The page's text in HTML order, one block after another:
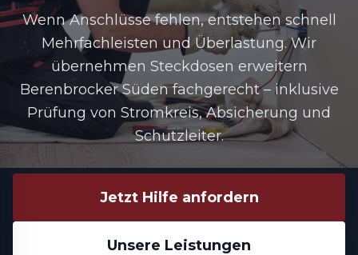
Wenn Anschlüsse fehlen, entstehen schnell
Mehrfachleisten und Überlastung. Wir
übernehmen Steckdosen erweitern
Berenbrocker Südenfachgerecht – inklusive
Prüfung von Stromkreis, Absicherung und
Schutzleiter.
Jetzt Hilfe anfordern
Unsere Leistungen